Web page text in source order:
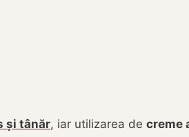
și tânăr, iar utilizarea de creme